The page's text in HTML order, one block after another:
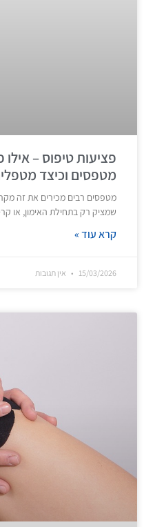
פציעות טיפוס –
מטפסים וכיצד
מטפסים רבים מכירים את זה
שמציק רק בתחילת האימון, או
קרא עוד »
15/03/2026 אין תגובות